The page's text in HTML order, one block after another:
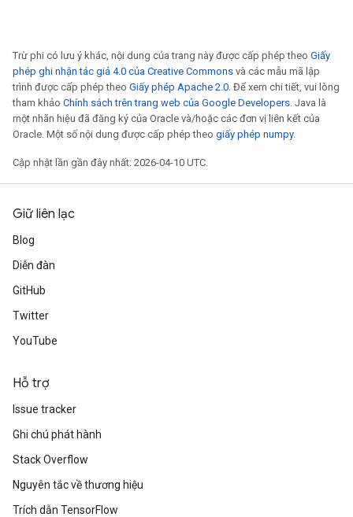
Trừ phi có lưu ý khác, nội dung của trang này được cấp phép theo Giấy
phép ghi nhận tác giả 4.0 của Creative Commons và các mẫu mã lập
trình được cấp phép theo Giấy phép Apache 2.0. Để xem chi tiết, vui lòng
tham khảo Chính sách trên trang web của Google Developers. Java là
một nhãn hiệu đã đăng ký của Oracle và/hoặc các đơn vị liên kết của
Oracle. Một số nội dung được cấp phép theo giấy phép numpy.
Cập nhật lần gần đây nhất: 2026-04-10 UTC.
Giữ liên lạc
Blog
Diễn đàn
GitHub
Twitter
YouTube
Hỗ trợ
Issue tracker
Ghi chú phát hành
Stack Overflow
Nguyên tắc về thương hiệu
Trích dẫn TensorFlow